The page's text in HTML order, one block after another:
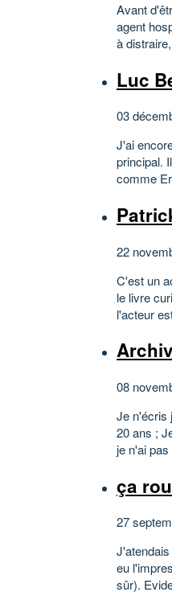
Avant
agent
à
Luc
03
J'ai
principal.
comme
22
C'est un
le livre
l'acteur
08
Je n'écris
20 ans ;
je n'ai
ça
27
eu
sûr).